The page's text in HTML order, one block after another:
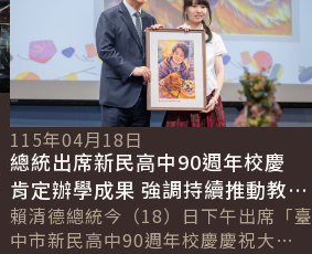
115年04月18日
總統出席新民高中90週年校慶
肯定辦學成果 強調持續推動教育
平權及青年海外圓夢計畫
賴清德總統今（18）日下午出席「臺
中市新民高中90週年校慶慶祝大